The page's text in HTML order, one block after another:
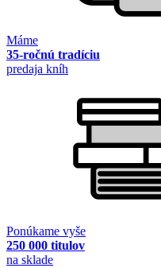
Máme
35-ročnú tradíciu
predaja kníh
Ponúkame vyše
250 000 titulov
na sklade